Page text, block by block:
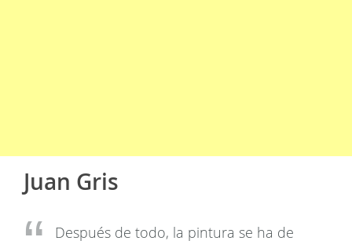
Juan Gris
Después de todo, la pintura se ha de